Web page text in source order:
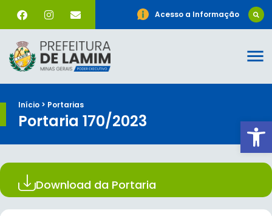
Acesso a Informação
Início > Portarias
Portaria 170/2023
Download da Portaria